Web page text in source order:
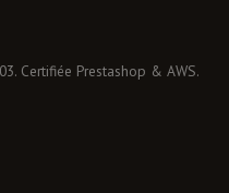
Certifiée Prestashop & AWS.